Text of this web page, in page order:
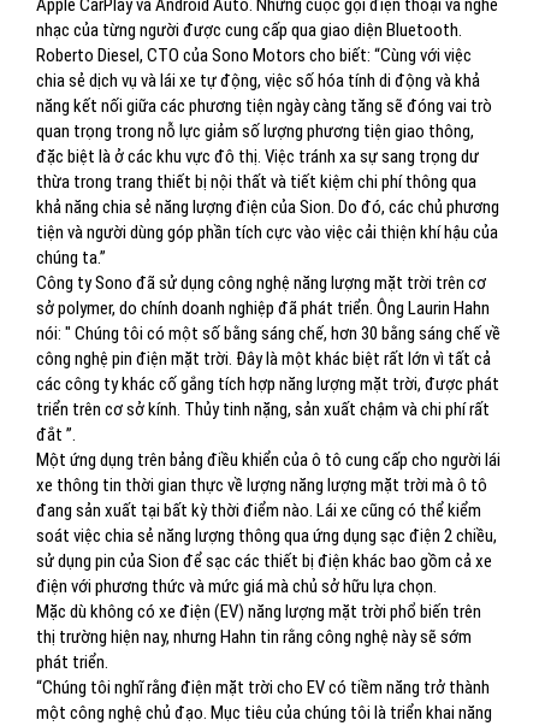
Apple CarPlay và Android Auto. Những cuộc gọi điện thoại và nghe
nhạc của từng người được cung cấp qua giao diện Bluetooth.
Roberto Diesel, CTO của Sono Motors cho biết: “Cùng với việc
chia sẻ dịch vụ và lái xe tự động, việc số hóa tính di động và khả
năng kết nối giữa các phương tiện ngày càng tăng sẽ đóng vai trò
quan trọng trong nỗ lực giảm số lượng phương tiện giao thông,
đặc biệt là ở các khu vực đô thị. Việc tránh xa sự sang trọng dư
thừa trong trang thiết bị nội thất và tiết kiệm chi phí thông qua
khả năng chia sẻ năng lượng điện của Sion. Do đó, các chủ phương
tiện và người dùng góp phần tích cực vào việc cải thiện khí hậu của
chúng ta.”
Công ty Sono đã sử dụng công nghệ năng lượng mặt trời trên cơ
sở polymer, do chính doanh nghiệp đã phát triển. Ông Laurin Hahn
nói: ″ Chúng tôi có một số bằng sáng chế, hơn 30 bằng sáng chế về
công nghệ pin điện mặt trời. Đây là một khác biệt rất lớn vì tất cả
các công ty khác cố gắng tích hợp năng lượng mặt trời, được phát
triển trên cơ sở kính. Thủy tinh nặng, sản xuất chậm và chi phí rất
đắt ”.
Một ứng dụng trên bảng điều khiển của ô tô cung cấp cho người lái
xe thông tin thời gian thực về lượng năng lượng mặt trời mà ô tô
đang sản xuất tại bất kỳ thời điểm nào. Lái xe cũng có thể kiểm
soát việc chia sẻ năng lượng thông qua ứng dụng sạc điện 2 chiều,
sử dụng pin của Sion để sạc các thiết bị điện khác bao gồm cả xe
điện với phương thức và mức giá mà chủ sở hữu lựa chọn.
Mặc dù không có xe điện (EV) năng lượng mặt trời phổ biến trên
thị trường hiện nay, nhưng Hahn tin rằng công nghệ này sẽ sớm
phát triển.
“Chúng tôi nghĩ rằng điện mặt trời cho EV có tiềm năng trở thành
một công nghệ chủ đạo. Mục tiêu của chúng tôi là triển khai năng